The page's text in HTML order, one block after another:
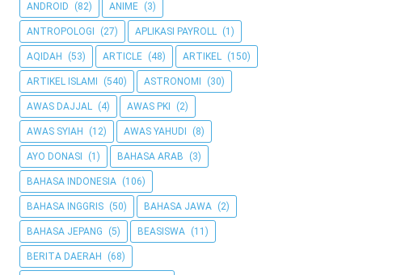
ANDROID (82) ANIME (3)
ANTROPOLOGI (27) APLIKASI PAYROLL (1)
AQIDAH (53) ARTICLE (48) ARTIKEL (150)
ARTIKEL ISLAMI (540) ASTRONOMI (30)
AWAS DAJJAL (4) AWAS PKI (2)
AWAS SYIAH (12) AWAS YAHUDI (8)
AYO DONASI (1) BAHASA ARAB (3)
BAHASA INDONESIA (106)
BAHASA INGGRIS (50) BAHASA JAWA (2)
BAHASA JEPANG (5) BEASISWA (11)
BERITA DAERAH (68)